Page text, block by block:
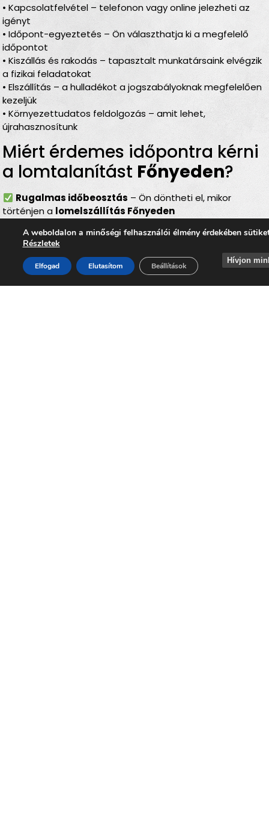
• Kapcsolatfelvétel – telefonon vagy online jelezheti az
igényt
• Időpont-egyeztetés – Ön választhatja ki a megfelelő
időpontot
• Kiszállás és rakodás – tapasztalt munkatársaink elvégzik
a fizikai feladatokat
• Elszállítás – a hulladékot a jogszabályoknak megfelelően
kezeljük
• Környezettudatos feldolgozás – amit lehet,
újrahasznosítunk
Miért érdemes időpontra kérni
a lomtalanítást Főnyeden?
Rugalmas időbeosztás – Ön döntheti el, mikor
történjen a lomelszállítás Főnyeden
elszámolás egyben
Bírságmentes megoldás
– nem kell közterületre
kihelyezni a lomokat
Környezetbarát feldolgozás– felelős, szelektív
A weboldalon a minőségi felhasználói élmény érdekében
Részletek
Elfogad Elutasítom Beállítások
Hívjon